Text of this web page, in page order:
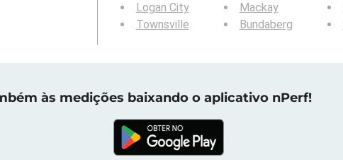
Logan City
Townsville
Mackay
Bundaberg
às medições baixando o aplicativo nPerf!